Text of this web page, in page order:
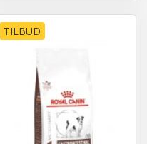
TILBUD